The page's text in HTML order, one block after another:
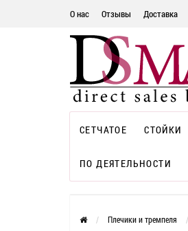
О нас Отзывы Доставка
СЕТЧАТОЕ СТОЙКИ
ПО ДЕЯТЕЛЬНОСТИ
Плечики и тремпеля